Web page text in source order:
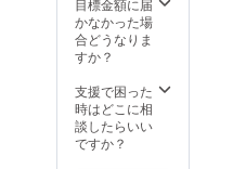
くださ
い。」
【帰国
メッ
セージ
とマ
レーシ
目標金額に届
かなかった場
合どうなりま
すか？
支援で困った
時はどこに相
談したらいい
ですか？